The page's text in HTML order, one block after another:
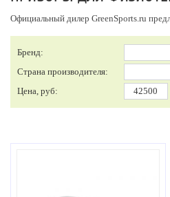
Официальный дилер GreenSports.ru
Бренд:
Страна производителя:
Цена, руб: